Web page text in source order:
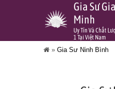
Gia Sư Gia
Minh
Uy Tín Và Chất
1 Tại Việt Nam
» Gia Sư Ninh Bình